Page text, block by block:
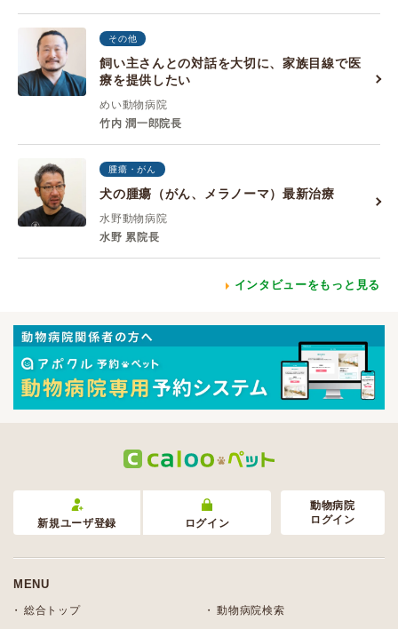
その他
飼い主さんとの対話を大切に、家族目線で医
療を提供したい
めい動物病院
竹内 潤一郎院長
腫瘍・がん
犬の腫瘍（がん、メラノーマ）最新治療
水野動物病院
水野 累院長
インタビューをもっと見る
新規ユーザ登録 ログイン
動物病院
ログイン
MENU
総合トップ 動物病院検索